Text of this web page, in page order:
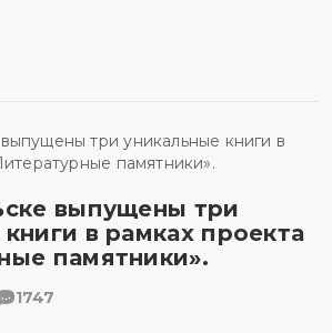
выпущены три
в рамках проекта
памятники».
1747